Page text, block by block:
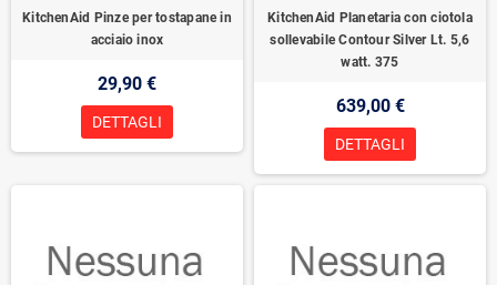
KitchenAid Pinze per tostapane in
acciaio inox
29,90 €
DETTAGLI
KitchenAid Planetaria con ciotola
sollevabile Contour Silver Lt. 5,6
watt. 375
639,00 €
DETTAGLI